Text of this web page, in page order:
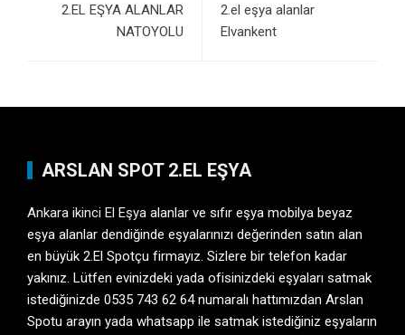
2.EL EŞYA ALANLAR
NATOYOLU
2.el eşya alanlar
Elvankent
ARSLAN SPOT 2.EL EŞYA
Ankara ikinci El Eşya alanlar ve sıfır eşya mobilya beyaz
eşya alanlar dendiğinde eşyalarınızı değerinden satın alan
en büyük 2.El Spotçu firmayız. Sizlere bir telefon kadar
yakınız. Lütfen evinizdeki yada ofisinizdeki eşyaları satmak
istediğinizde 0535 743 62 64 numaralı hattımızdan Arslan
Spotu arayın yada whatsapp ile satmak istediğiniz eşyaların